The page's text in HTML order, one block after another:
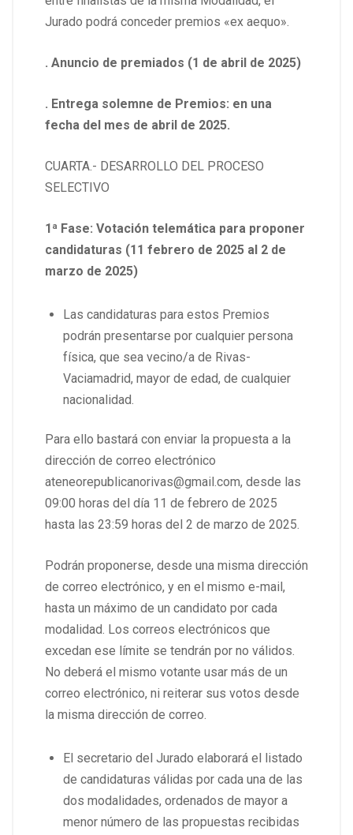
Jurado podrá conceder premios «ex aequo».
. Anuncio de premiados (1 de abril de 2025)
. Entrega solemne de Premios: en una
fecha del mes de abril de 2025.
CUARTA.- DESARROLLO DEL PROCESO
SELECTIVO
1ª Fase: Votación telemática para proponer
candidaturas (11 febrero de 2025 al 2 de
marzo de 2025)
Las candidaturas para estos Premios
podrán presentarse por cualquier persona
física, que sea vecino/a de Rivas-
Vaciamadrid, mayor de edad, de cualquier
nacionalidad.
Para ello bastará con enviar la propuesta a la
dirección de correo electrónico
ateneorepublicanorivas@gmail.com, desde las
09:00 horas del día 11 de febrero de 2025
hasta las 23:59 horas del 2 de marzo de 2025.
Podrán proponerse, desde una misma dirección
de correo electrónico, y en el mismo e-mail,
hasta un máximo de un candidato por cada
modalidad. Los correos electrónicos que
excedan ese límite se tendrán por no válidos.
No deberá el mismo votante usar más de un
correo electrónico, ni reiterar sus votos desde
la misma dirección de correo.
El secretario del Jurado elaborará el listado
de candidaturas válidas por cada una de las
dos modalidades, ordenados de mayor a
menor número de las propuestas recibidas